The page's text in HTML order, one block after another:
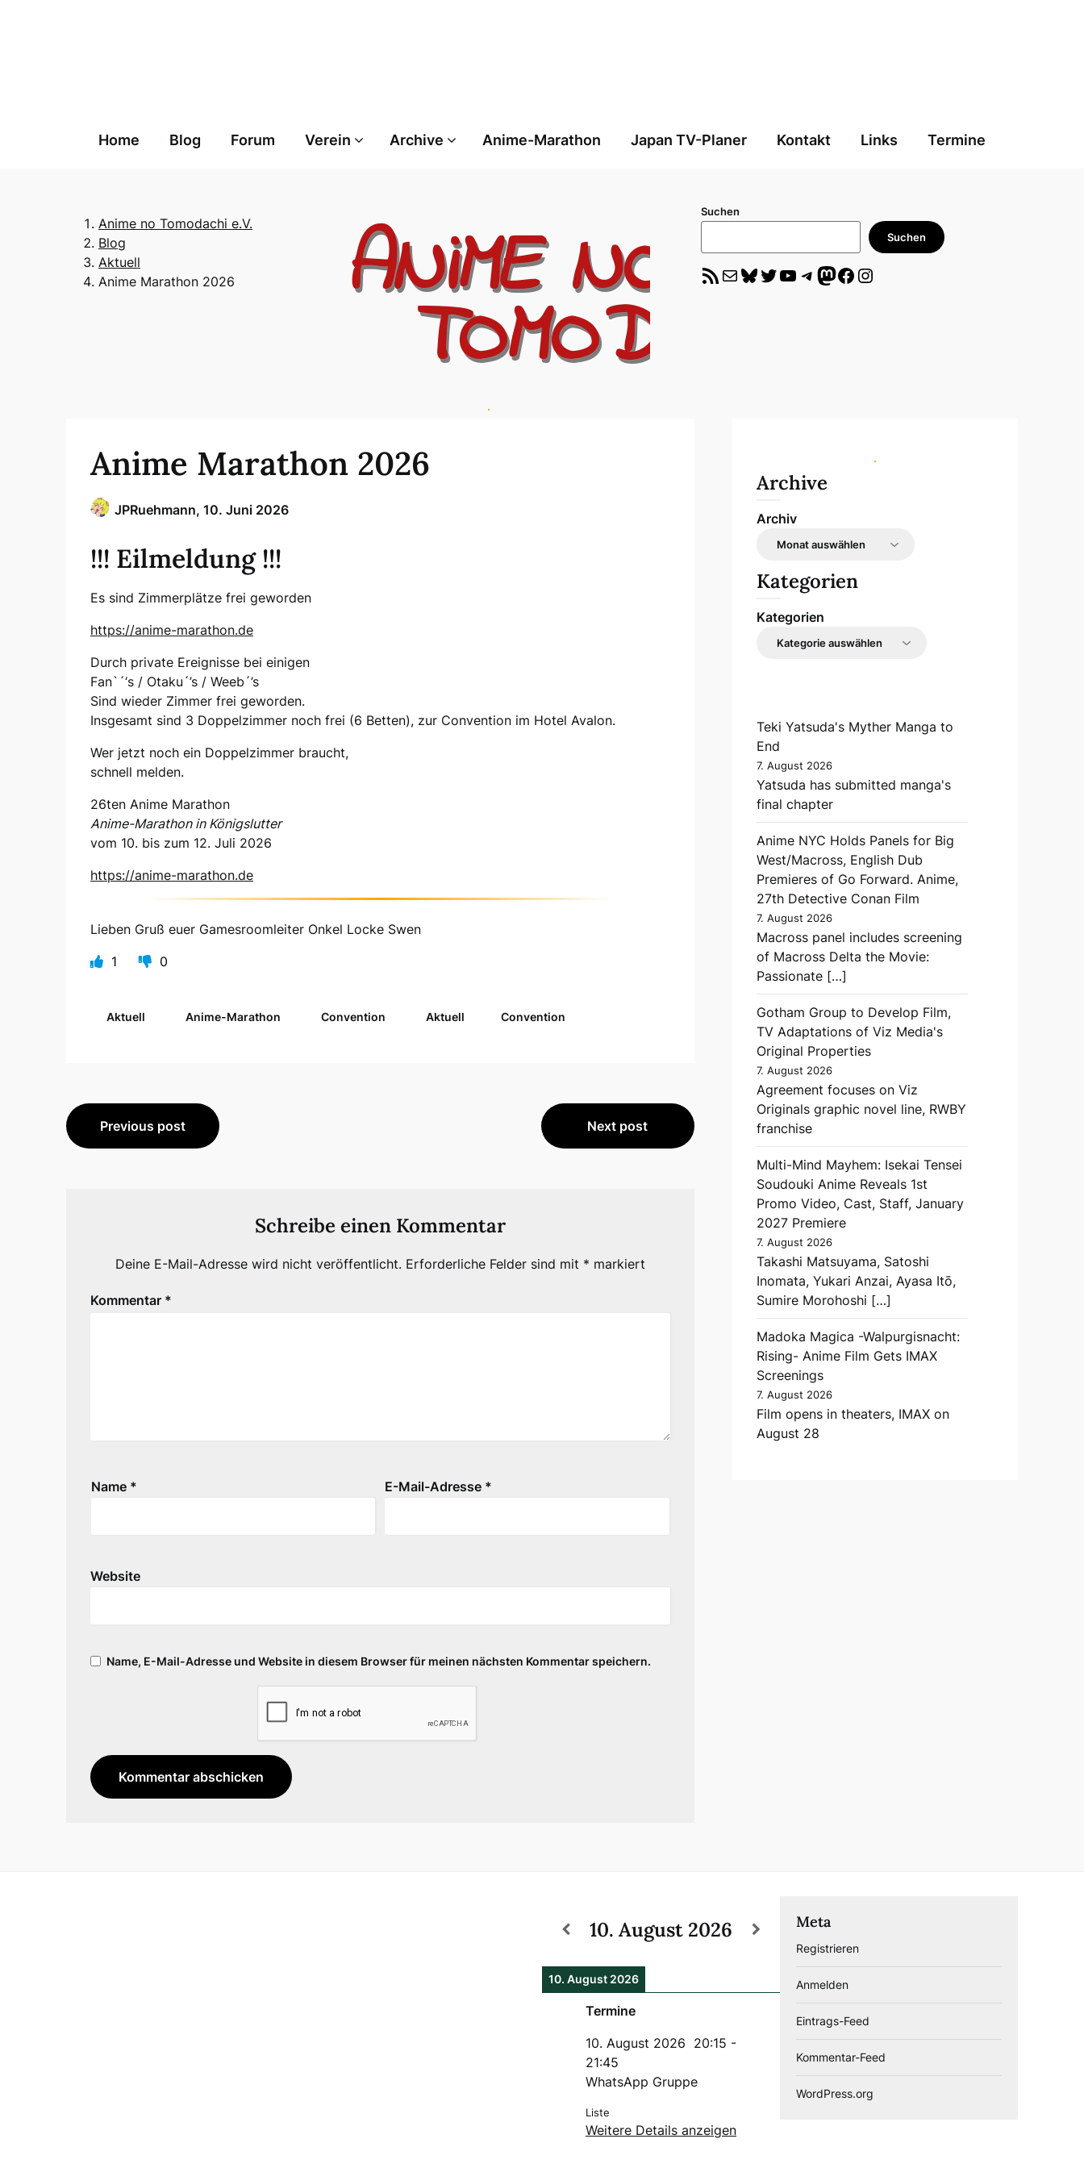
Home Blog Forum Verein Archive Anime-Marathon Japan TV-Planer Kontakt Links Termine
Anime no Tomodachi e.V.
Blog
Aktuell
Anime Marathon 2026
Suchen
Suchen
RSS-Feed E-Mail Bluesky Twitter YouTube Telegram Mastodon Facebook Instagram
Anime Marathon 2026
JPRuehmann, 10. Juni 2026
!!! Eilmeldung !!!
Es sind Zimmerplätze frei geworden
https://anime-marathon.de
Durch private Ereignisse bei einigen
Fan`´‘s / Otaku´’s / Weeb´’s
Sind wieder Zimmer frei geworden.
Insgesamt sind 3 Doppelzimmer noch frei (6 Betten), zur Convention im Hotel Avalon.
Wer jetzt noch ein Doppelzimmer braucht,
schnell melden.
26ten Anime Marathon
Anime-Marathon in Königslutter
vom 10. bis zum 12. Juli 2026
https://anime-marathon.de
Lieben Gruß euer Gamesroomleiter Onkel Locke Swen
1
0
Aktuell Anime-Marathon Convention Aktuell Convention
Beitragsnavigation
Previous post Next post
Schreibe einen Kommentar
Deine E-Mail-Adresse wird nicht veröffentlicht. Erforderliche Felder sind mit * markiert
Kommentar *
Name * E-Mail-Adresse *
Website
Name, E-Mail-Adresse und Website in diesem Browser für meinen nächsten Kommentar speichern.
Archive
Archiv
Kategorien
Kategorien
Teki Yatsuda's Myther Manga to
End
7. August 2026
Yatsuda has submitted manga's
final chapter
Anime NYC Holds Panels for Big
West/Macross, English Dub
Premieres of Go Forward. Anime,
27th Detective Conan Film
7. August 2026
Macross panel includes screening
of Macross Delta the Movie:
Passionate […]
Gotham Group to Develop Film,
TV Adaptations of Viz Media's
Original Properties
7. August 2026
Agreement focuses on Viz
Originals graphic novel line, RWBY
franchise
Multi-Mind Mayhem: Isekai Tensei
Soudouki Anime Reveals 1st
Promo Video, Cast, Staff, January
2027 Premiere
7. August 2026
Takashi Matsuyama, Satoshi
Inomata, Yukari Anzai, Ayasa Itō,
Sumire Morohoshi […]
Madoka Magica -Walpurgisnacht:
Rising- Anime Film Gets IMAX
Screenings
7. August 2026
Film opens in theaters, IMAX on
August 28
10. August 2026
10. August 2026
Termine
10. August 2026 20:15 -
21:45
WhatsApp Gruppe
Liste
Weitere Details anzeigen
Meta
Registrieren
Anmelden
Eintrags-Feed
Kommentar-Feed
WordPress.org